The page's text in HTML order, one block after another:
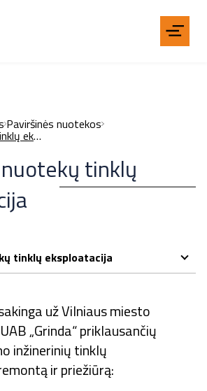
Paviršinės nuotekos
Paviršinių nuotekų tinklų eksploatacija
tinklų
tinklų eksploatacija
už Vilniaus miesto
„Grinda“ priklausančių
inžinerinių tinklų
ir priežiūrą: